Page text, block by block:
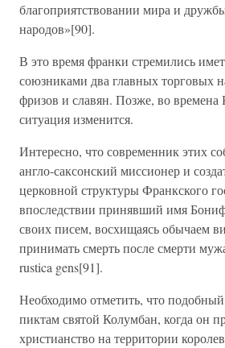
благоприятствовании мира и
народов»[90].
В это время франки стремились
союзниками два главных торговых
фризов и славян. Позже, во времена
ситуация изменится.
Интересно, что современник этих
англо-саксонский миссионер и
церковной структуры Франкского
впоследствии принявший имя
своих писем, восхищаясь обычаем
принимать смерть после смерти
rustica gens[91].
Необходимо отметить, что
пиктам святой Колумбан, когда он
христианство на территории